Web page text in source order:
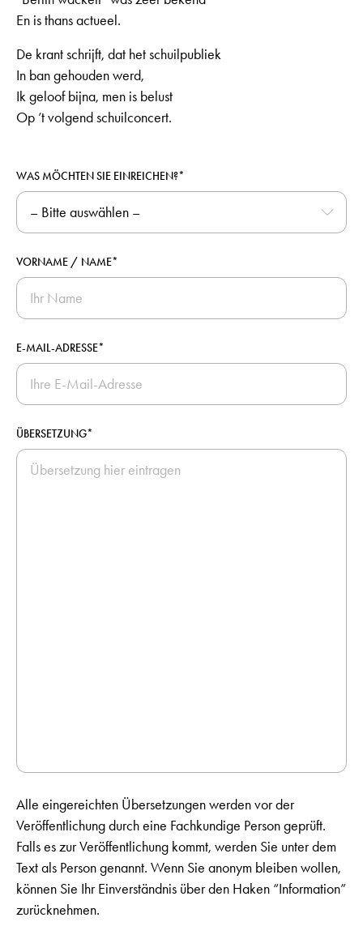
En is thans actueel.
De krant schrijft, dat het schuilpubliek
In ban gehouden werd,
Ik geloof bijna, men is belust
Op ’t volgend schuilconcert.
WAS MÖCHTEN SIE EINREICHEN?*
VORNAME / NAME*
E-MAIL-ADRESSE*
ÜBERSETZUNG*
Alle eingereichten Übersetzungen werden vor der
Veröffentlichung durch eine Fachkundige Person geprüft.
Falls es zur Veröffentlichung kommt, werden Sie unter dem
Text als Person genannt. Wenn Sie anonym bleiben wollen,
können Sie Ihr Einverständnis über den Haken “Information”
zurücknehmen.